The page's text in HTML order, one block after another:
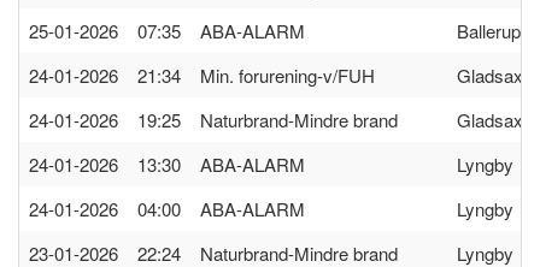
25-01-2026 07:35
ABA-ALARM
Ballerup
24-01-2026 21:34
Min. forurening-v/FUH
Gladsaxe
24-01-2026 19:25
Naturbrand-Mindre brand
Gladsaxe
24-01-2026 13:30
ABA-ALARM
Lyngby
24-01-2026 04:00
ABA-ALARM
Lyngby
23-01-2026 22:24
Naturbrand-Mindre brand
Lyngby